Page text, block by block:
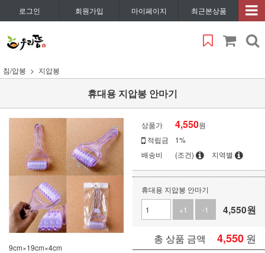
로그인 회원가입 마이페이지 최근본상품
침/압봉 지압봉
휴대용 지압봉 안마기
9cm×19cm×4cm
상품가 4,550원
적립금
1%
배송비
(조건) 지역별
휴대용 지압봉 안마기
+1
-1 4,550원
총 상품 금액 4,550 원